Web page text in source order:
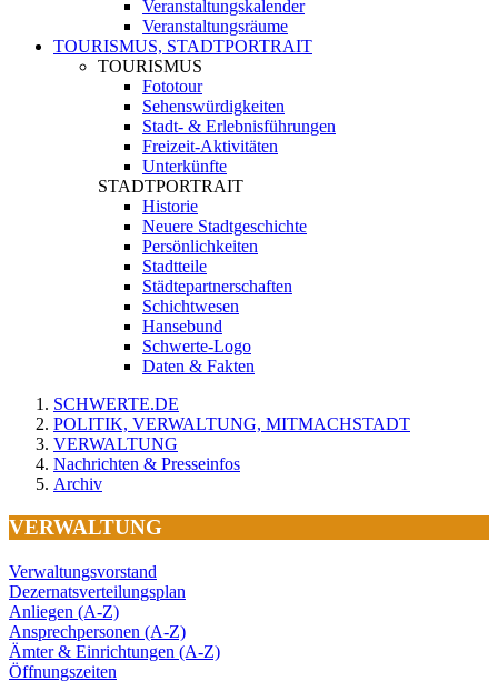
Veranstaltungskalender
Veranstaltungsräume
TOURISMUS, STADTPORTRAIT
TOURISMUS
Fototour
Sehenswürdigkeiten
Stadt- & Erlebnisführungen
Freizeit-Aktivitäten
Unterkünfte
STADTPORTRAIT
Historie
Neuere Stadtgeschichte
Persönlichkeiten
Stadtteile
Städtepartnerschaften
Schichtwesen
Hansebund
Schwerte-Logo
Daten & Fakten
SCHWERTE.DE
POLITIK, VERWALTUNG, MITMACHSTADT
VERWALTUNG
Nachrichten & Presseinfos
Archiv
VERWALTUNG
Verwaltungsvorstand
Dezernatsverteilungsplan
Anliegen (A-Z)
Ansprechpersonen (A-Z)
Ämter & Einrichtungen (A-Z)
Öffnungszeiten